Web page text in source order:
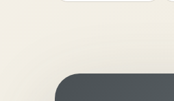
Urun Tanitim Animasyonu
Kinetik Tipografi